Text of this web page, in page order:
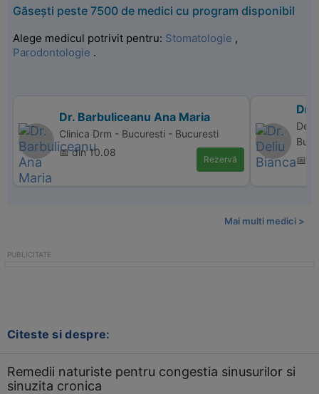
Găsești peste 7500 de medici cu program disponibil
Alege medicul potrivit pentru: Stomatologie ,
Parodontologie .
Dr. Barbuliceanu Ana Maria
Clinica Drm - Bucuresti - Bucuresti
📅 din 10.08
Rezervă
Dr.
📅
Mai multi medici >
Citeste si despre:
Remedii naturiste pentru congestia sinusurilor si
sinuzita cronica